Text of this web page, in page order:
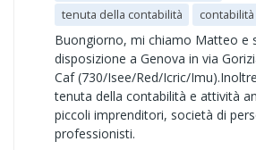
tenuta della contabilità
Buongiorno, mi chiamo Matteo e
disposizione a Genova in via
Caf (730/Isee/Red/Icric/
tenuta della contabilità e attività
piccoli imprenditori, società di
professionisti.